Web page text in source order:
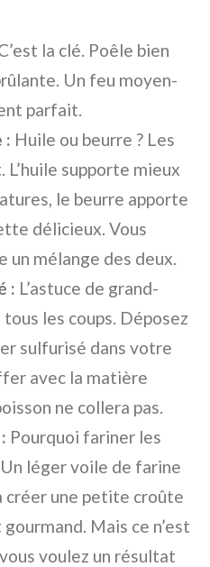
la clé. Poêle bien
Un feu moyen-
parfait.
: Huile ou beurre ? Les
supporte mieux
le beurre apporte
délicieux. Vous
un mélange des deux.
: L’astuce de grand-
les coups. Déposez
sulfurisé dans votre
avec la matière
ne collera pas.
Pourquoi fariner les
Un léger voile de farine
créer une petite croûte
Mais ce n’est
voulez un résultat